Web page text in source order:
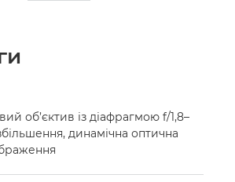
об’єктив із діафрагмою f/1,8–
динамічна оптична